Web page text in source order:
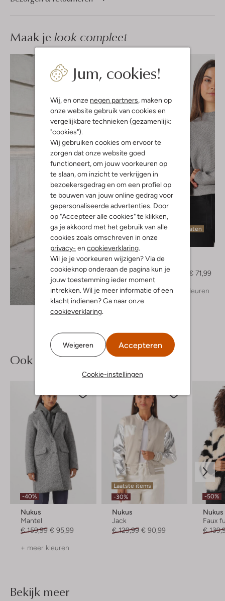
Jum, cookies!
Wij, en onze negen partners, maken op
onze website gebruik van cookies en
vergelijkbare technieken (gezamenlijk:
"cookies").
Wij gebruiken cookies om ervoor te
zorgen dat onze website goed
functioneert, om jouw voorkeuren op
te slaan, om inzicht te verkrijgen in
bezoekersgedrag en om een profiel op
te bouwen van jouw online gedrag voor
gepersonaliseerde advertenties. Door
op "Accepteer alle cookies" te klikken,
ga je akkoord met het gebruik van alle
cookies zoals omschreven in onze
privacy- en cookieverklaring.
Wil je je voorkeuren wijzigen? Via de
cookieknop onderaan de pagina kun je
jouw toestemming ieder moment
intrekken. Wil je meer informatie of een
klacht indienen? Ga naar onze
cookieverklaring.
Weigeren Accepteren
Cookie-instellingen
Maak je look compleet
Ontdek de look
Laatste maten
Moscow
Trui
€ 119,99
€ 71,99
+ meer kleuren
Ook iets voor jou?
-40%
Nukus
Mantel
€ 159,99 € 95,99
+ meer kleuren
Laatste items
-30%
Nukus
Jack
€ 129,99 € 90,99
-50%
Nukus
Faux
€
Bekijk meer